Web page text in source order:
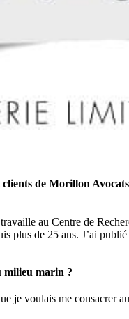
de Morillon
au Centre de
plus de 25 ans. J’ai
milieu marin ?
voulais me consacrer